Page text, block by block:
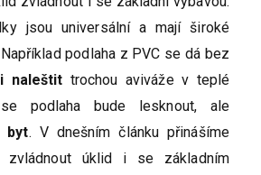
jsou universální a mají široké
podlaha z PVC se dá bez
naleštit trochou aviváže v teplé
podlaha bude lesknout, ale
byt. V dnešním článku přinášíme
úklid i se základním